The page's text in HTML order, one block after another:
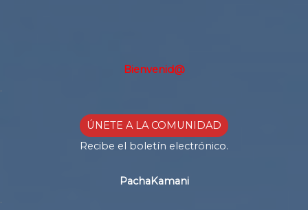
Bienvenid@
.
ÚNETE A LA COMUNIDAD
Recibe el boletín electrónico.
PachaKamani
.